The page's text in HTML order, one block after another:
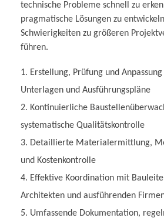
technische Probleme schnell zu
pragmatische Lösungen zu
Schwierigkeiten zu größeren
führen.
Erstellung, Prüfung und
Unterlagen und Ausführungspläne
Kontinuierliche
systematische Qualitätskontrolle
Detaillierte Materialermittlung,
und Kostenkontrolle
Effektive Koordination mit
Architekten und ausführenden
Umfassende Dokumentation,